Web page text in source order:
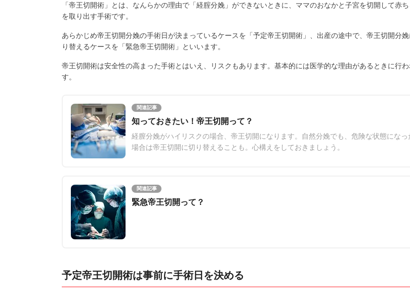
「帝王切開術」とは、なんらかの理由で「経腟分娩」ができないときに、ママのおなかと子宮を切開して赤
を取り出す手術です。
あらかじめ帝王切開分娩の手術日が決まっているケースを「予定帝王切開術」、出産の途中で、帝王切開分娩
り替えるケースを「緊急帝王切開術」といいます。
帝王切開術は安全性の高まった手術とはいえ、リスクもあります。基本的には医学的な理由があるときに行わ
す。
関連記事
知っておきたい！帝王切開って？
経膣分娩がハイリスクの場合、帝王切開になります。自然分娩でも、危険な状態になっ
場合は帝王切開に切り替えることも。心構えをしておきましょう。
関連記事
緊急帝王切開って？
予定帝王切開術は事前に手術日を決める